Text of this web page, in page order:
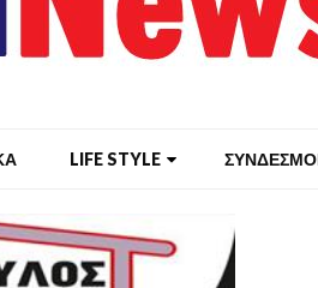
LIFE STYLE